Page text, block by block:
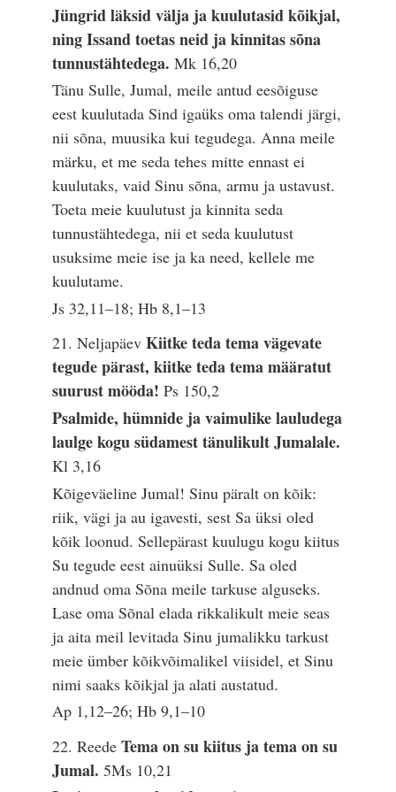
Jüngrid läksid välja ja kuulutasid kõikjal,
ning Issand toetas neid ja kinnitas sõna
tunnustähtedega.Mk 16,20
Tänu Sulle, Jumal, meile antud eesõiguse
eest kuulutada Sind igaüks oma talendi järgi,
nii sõna, muusika kui tegudega. Anna meile
märku, et me seda tehes mitte ennast ei
kuulutaks, vaid Sinu sõna, armu ja ustavust.
Toeta meie kuulutust ja kinnita seda
tunnustähtedega, nii et seda kuulutust
usuksime meie ise ja ka need, kellele me
kuulutame.
Js 32,11–18; Hb 8,1–13
21. NeljapäevKiitke teda tema vägevate
tegude pärast, kiitke teda tema määratut
suurust mööda!Ps 150,2
Psalmide, hümnide ja vaimulike lauludega
laulge kogu südamest tänulikult Jumalale.
Kl 3,16
Kõigeväeline Jumal! Sinu päralt on kõik:
riik, vägi ja au igavesti, sest Sa üksi oled
kõik loonud. Sellepärast kuulugu kogu kiitus
Su tegude eest ainuüksi Sulle. Sa oled
andnud oma Sõna meile tarkuse alguseks.
Lase oma Sõnal elada rikkalikult meie seas
ja aita meil levitada Sinu jumalikku tarkust
meie ümber kõikvõimalikel viisidel, et Sinu
nimi saaks kõikjal ja alati austatud.
Ap 1,12–26; Hb 9,1–10
22. ReedeTema on su kiitus ja tema on su
Jumal.5Ms 10,21